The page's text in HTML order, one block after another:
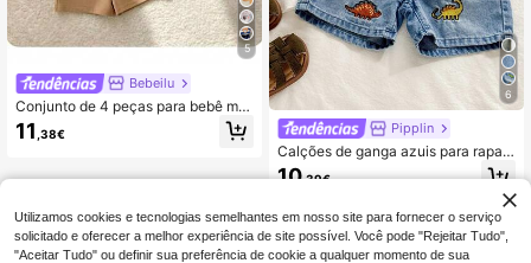
5
Bebeilu
Conjunto de 4 peças para bebê me
nino, casual, verão, tricô, cor sólida,
estampa de urso e dinossauro em re
11 ,38€
6
Pipplin
Calções de ganga azuis para rapaz
bebé, novos, de verão, casuais, ma
cios, fofos, largos, com cintura elást
ica e padrão bordado de dinossaur
o, para primavera/verão, uso diário,
streetwear, férias, aniversário, casu
al, festival, festa, praia, estilo countr
10,39€
Utilizamos cookies e tecnologias semelhantes em nosso site para fornecer o serviço
solicitado e oferecer a melhor experiência de site possível. Você pode "Rejeitar Tudo",
"Aceitar Tudo" ou definir sua preferência de cookie a qualquer momento de sua